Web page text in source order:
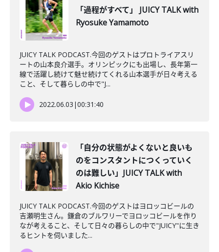
「過程がすべて」 JUICY TALK with
Ryosuke Yamamoto
JUICY TALK PODCAST.今回のゲストはプロトライアスリ
ートの山本良介選手。オリンピックにも出場し、長年第一
線で活躍し続けて魅せ続けてくれる山本選手が日々考える
こと、そして暮らしの中で"J...
2022.06.03 |00:31:40
「自分の状態がよくないと良いも
のをコンスタントにつくっていく
のは難しい」JUICY TALK with
Akio Kichise
JUICY TALK PODCAST.今回のゲストはヨロッコビールの
吉瀬明生さん。鎌倉のブルワリーでヨロッコビールを作り
なが考えること、そして日々の暮らしの中で"JUICY"に生き
るヒントを伺いました...